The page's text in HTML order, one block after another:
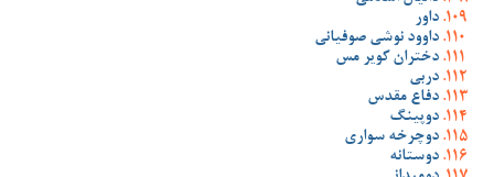
داور
داوود نوشی صوفیانی
دختران کویر مس
دربی
دفاع مقدس
دوپینگ
دوچرخه سواری
دوستانه